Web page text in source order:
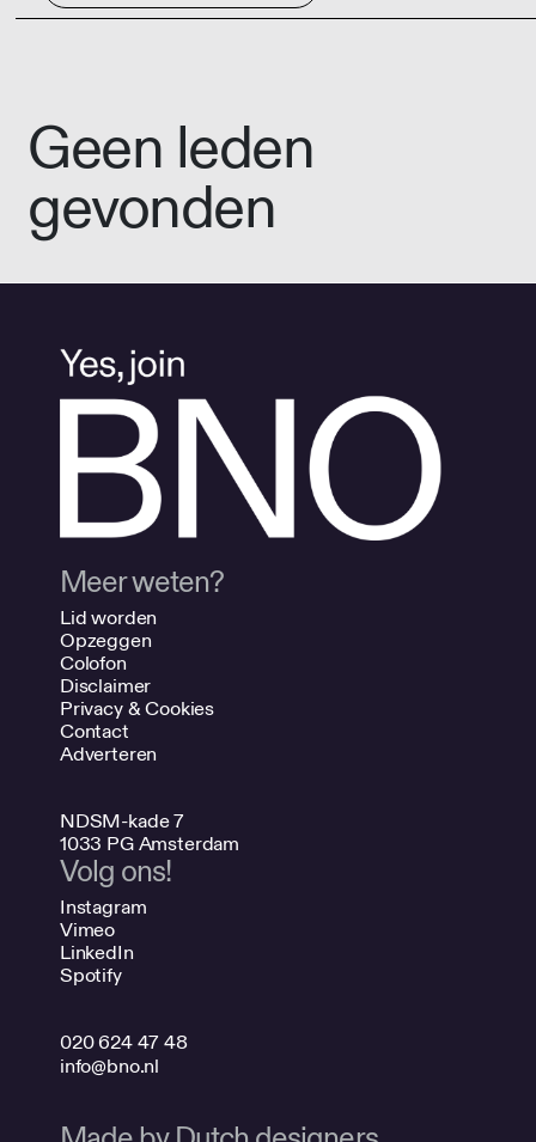
Geen leden
gevonden
Meer weten?
Lid worden
Opzeggen
Colofon
Disclaimer
Privacy & Cookies
Contact
Adverteren
NDSM-kade 7
1033 PG Amsterdam
Volg ons!
Instagram
Vimeo
LinkedIn
Spotify
020 624 47 48
info@bno.nl